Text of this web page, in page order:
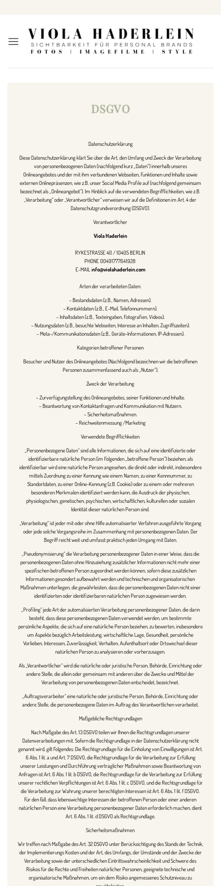
DSGVO
Datenschutzerklärung
Diese Datenschutzerklärung klärt Sie über die Art, den Umfang und Zweck der Verarbeitung
von personenbezogenen Daten (nachfolgend kurz „Daten“) innerhalb unseres
Onlineangebotes und der mit ihm verbundenen Webseiten, Funktionen und Inhalte sowie
externen Onlinepräsenzen, wie z.B. unser Social Media Profile auf (nachfolgend gemeinsam
bezeichnet als „Onlineangebot“). Im Hinblick auf die verwendeten Begrifflichkeiten, wie z.B.
„Verarbeitung“ oder „Verantwortlicher“ verweisen wir auf die Definitionen im Art. 4 der
Datenschutzgrundverordnung (DSGVO).
Verantwortlicher
Viola Haderlein
RYKESTRASSE 40 / 10405 BERLIN
PHONE 00491777641928
E-MAIL info@violahaderlein.com
Arten der verarbeiteten Daten:
– Bestandsdaten (z.B., Namen, Adressen).
– Kontaktdaten (z.B., E-Mail, Telefonnummern).
– Inhaltsdaten (z.B., Texteingaben, Fotografien, Videos).
– Nutzungsdaten (z.B., besuchte Webseiten, Interesse an Inhalten, Zugriffszeiten).
– Meta-/Kommunikationsdaten (z.B., Geräte-Informationen, IP-Adressen).
Kategorien betroffener Personen
Besucher und Nutzer des Onlineangebotes (Nachfolgend bezeichnen wir die betroffenen
Personen zusammenfassend auch als „Nutzer“).
Zweck der Verarbeitung
– Zurverfügungstellung des Onlineangebotes, seiner Funktionen und Inhalte.
– Beantwortung von Kontaktanfragen und Kommunikation mit Nutzern.
– Sicherheitsmaßnahmen.
– Reichweitenmessung /Marketing
Verwendete Begrifflichkeiten
„Personenbezogene Daten“ sind alle Informationen, die sich auf eine identifizierte oder
identifizierbare natürliche Person (im Folgenden „betroffene Person“) beziehen; als
identifizierbar wird eine natürliche Person angesehen, die direkt oder indirekt, insbesondere
mittels Zuordnung zu einer Kennung wie einem Namen, zu einer Kennnummer, zu
Standortdaten, zu einer Online-Kennung (z.B. Cookie) oder zu einem oder mehreren
besonderen Merkmalen identifiziert werden kann, die Ausdruck der physischen,
physiologischen, genetischen, psychischen, wirtschaftlichen, kulturellen oder sozialen
Identität dieser natürlichen Person sind.
„Verarbeitung“ ist jeder mit oder ohne Hilfe automatisierter Verfahren ausgeführte Vorgang
oder jede solche Vorgangsreihe im Zusammenhang mit personenbezogenen Daten. Der
Begriff reicht weit und umfasst praktisch jeden Umgang mit Daten.
„Pseudonymisierung“ die Verarbeitung personenbezogener Daten in einer Weise, dass die
personenbezogenen Daten ohne Hinzuziehung zusätzlicher Informationen nicht mehr einer
spezifischen betroffenen Person zugeordnet werden können, sofern diese zusätzlichen
Informationen gesondert aufbewahrt werden und technischen und organisatorischen
Maßnahmen unterliegen, die gewährleisten, dass die personenbezogenen Daten nicht einer
identifizierten oder identifizierbaren natürlichen Person zugewiesen werden.
„Profiling“ jede Art der automatisierten Verarbeitung personenbezogener Daten, die darin
besteht, dass diese personenbezogenen Daten verwendet werden, um bestimmte
persönliche Aspekte, die sich auf eine natürliche Person beziehen, zu bewerten, insbesondere
um Aspekte bezüglich Arbeitsleistung, wirtschaftliche Lage, Gesundheit, persönliche
Vorlieben, Interessen, Zuverlässigkeit, Verhalten, Aufenthaltsort oder Ortswechsel dieser
natürlichen Person zu analysieren oder vorherzusagen.
Als „Verantwortlicher“ wird die natürliche oder juristische Person, Behörde, Einrichtung oder
andere Stelle, die allein oder gemeinsam mit anderen über die Zwecke und Mittel der
Verarbeitung von personenbezogenen Daten entscheidet, bezeichnet.
„Auftragsverarbeiter“ eine natürliche oder juristische Person, Behörde, Einrichtung oder
andere Stelle, die personenbezogene Daten im Auftrag des Verantwortlichen verarbeitet.
Maßgebliche Rechtsgrundlagen
Nach Maßgabe des Art. 13 DSGVO teilen wir Ihnen die Rechtsgrundlagen unserer
Datenverarbeitungen mit. Sofern die Rechtsgrundlage in der Datenschutzerklärung nicht
genannt wird, gilt Folgendes: Die Rechtsgrundlage für die Einholung von Einwilligungen ist Art.
6 Abs. 1 lit. a und Art. 7 DSGVO, die Rechtsgrundlage für die Verarbeitung zur Erfüllung
unserer Leistungen und Durchführung vertraglicher Maßnahmen sowie Beantwortung von
Anfragen ist Art. 6 Abs. 1 lit. b DSGVO, die Rechtsgrundlage für die Verarbeitung zur Erfüllung
unserer rechtlichen Verpflichtungen ist Art. 6 Abs. 1 lit. c DSGVO, und die Rechtsgrundlage für
die Verarbeitung zur Wahrung unserer berechtigten Interessen ist Art. 6 Abs. 1 lit. f DSGVO.
Für den Fall, dass lebenswichtige Interessen der betroffenen Person oder einer anderen
natürlichen Person eine Verarbeitung personenbezogener Daten erforderlich machen, dient
Art. 6 Abs. 1 lit. d DSGVO als Rechtsgrundlage.
Sicherheitsmaßnahmen
Wir treffen nach Maßgabe des Art. 32 DSGVO unter Berücksichtigung des Stands der Technik,
der Implementierungs Kosten und der Art, des Umfangs, der Umstände und der Zwecke der
Verarbeitung sowie der unterschiedlichen Eintrittswahrscheinlichkeit und Schwere des
Risikos für die Rechte und Freiheiten natürlicher Personen, geeignete technische und
organisatorische Maßnahmen, um ein dem Risiko angemessenes Schutzniveau zu